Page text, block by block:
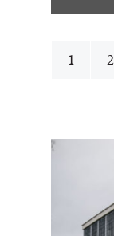
1 2